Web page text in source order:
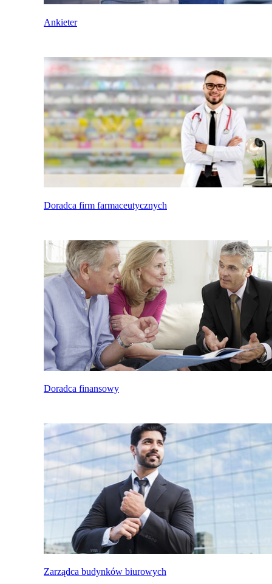
Ankieter
Doradca firm farmaceutycznych
Doradca finansowy
Zarządca budynków biurowych